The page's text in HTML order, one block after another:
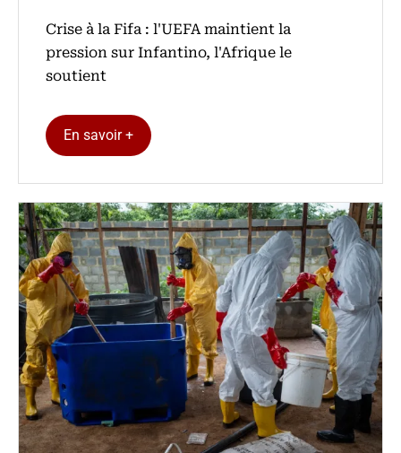
Crise à la Fifa : l'UEFA maintient la
pression sur Infantino, l'Afrique le
soutient
En savoir +